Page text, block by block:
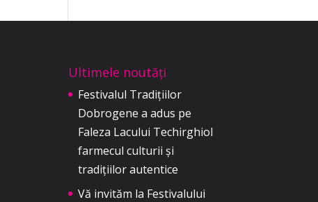
Ultimele noutăți
Festivalul Tradițiilor
Dobrogene a adus pe
Faleza Lacului Techirghiol
farmecul culturii și
tradițiilor autentice
Vă invităm la Festivalului